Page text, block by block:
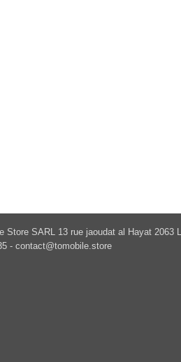
Store SARL 13 rue jaoudat al Hayat 2063
- contact@tomobile.store